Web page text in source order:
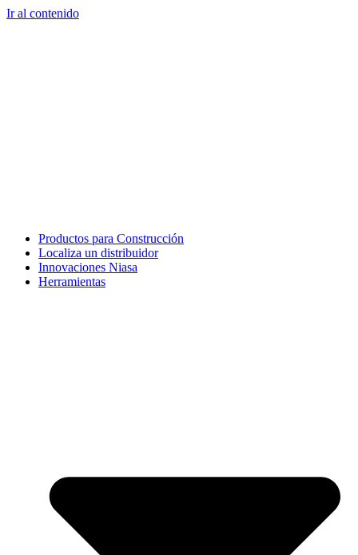
Ir al contenido
Productos para Construcción
Localiza un distribuidor
Innovaciones Niasa
Herramientas